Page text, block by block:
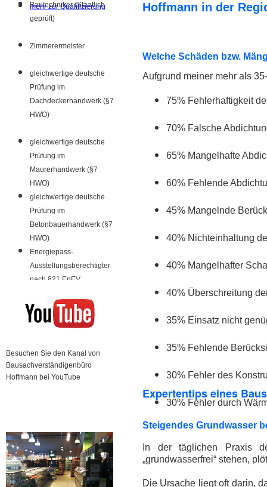
Expertentips eines
Welche Schäden bzw.
Aufgrund meiner mehr als
75% Fehlerhaftigkeit
70% Falsche
65% Mangelhafte
60% Fehlende
45% Mangelnde
40% Nichteinhaltung
40% Mangelhafter
40% Überschreitung
35% Einsatz nicht
35% Fehlende
30% Fehler des
30% Fehler durch
Bautechniker (Staatlich
geprüft)
Zimmerermeister
gleichwertige deutsche
Prüfung im
Dachdeckerhandwerk (§7
HWO)
gleichwertige deutsche
Prüfung im
Maurerhandwerk (§7
HWO)
gleichwertige deutsche
Prüfung im
Betonbauerhandwerk (§7
HWO)
Energiepass-
Ausstellungsberechtigter
nach §21 EnEV
Besuchen Sie den Kanal von
Bausachverständigenbüro
Hoffmann bei YouTube
mehr zur Qualifizierung
Hoffmann in der
Steigendes Grundwasser
In der täglichen Praxis
„grundwasserfrei“ stehen,
Die Ursache liegt oft darin,